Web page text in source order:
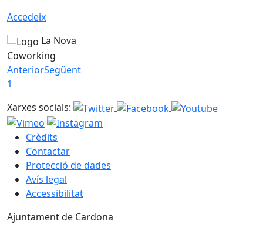
Accedeix
La Nova
Coworking
AnteriorSegüent
1
Xarxes socials:
Crèdits
Contactar
Protecció de dades
Avís legal
Accessibilitat
Ajuntament de Cardona